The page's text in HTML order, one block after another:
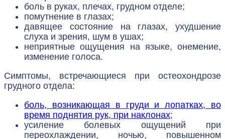
боль в руках, плечах, грудном отделе;
помутнение в глазах;
давящее состояние на глазах, ухудшение
слуха и зрения, шум в ушах;
неприятные ощущения на языке, онемение,
изменение голоса.
Симптомы, встречающиеся при остеохондрозе
грудного отдела:
боль, возникающая в груди и лопатках, во
время поднятия рук, при наклонах;
усиление болевых ощущений при
переохлаждении, ночью, повышенном